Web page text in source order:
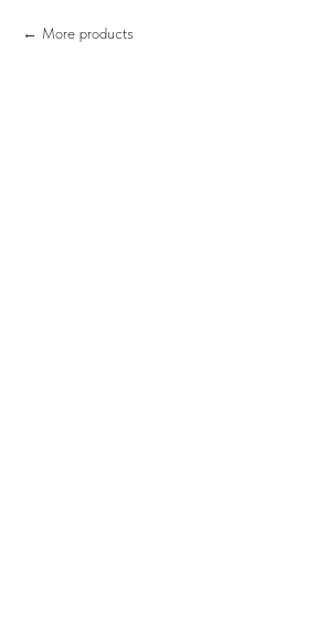
More products